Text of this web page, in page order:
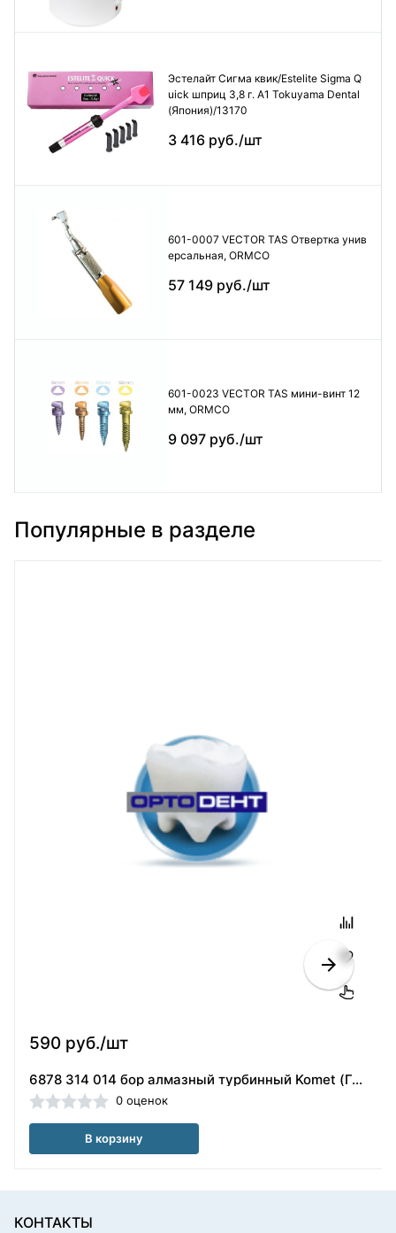
Эстелайт Сигма квик/Estelite Sigma Q
uick шприц 3,8 г. А1 Tokuyama Dental
(Япония)/13170
3 416 руб./шт
601-0007 VECTOR TAS Отвертка унив
ерсальная, ORMCO
57 149 руб./шт
601-0023 VECTOR TAS мини-винт 12
мм, ORMCO
9 097 руб./шт
Популярные в разделе
590 руб./шт
6878 314 014 бор алмазный турбинный Komet (Германия)
0 оценок
В корзину
КОНТАКТЫ